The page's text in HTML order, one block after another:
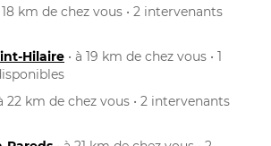
18 km de chez vous • 2 intervenants
Hilaire • à 19 km de chez vous • 1
22 km de chez vous • 2 intervenants